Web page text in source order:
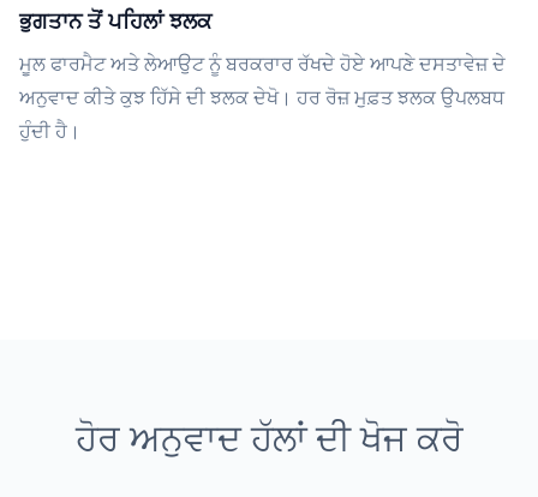
ਭੁਗਤਾਨ ਤੋਂ ਪਹਿਲਾਂ ਝਲਕ
ਮੂਲ ਫਾਰਮੈਟ ਅਤੇ ਲੇਆਉਟ ਨੂੰ ਬਰਕਰਾਰ ਰੱਖਦੇ ਹੋਏ ਆਪਣੇ ਦਸਤਾਵੇਜ਼ ਦੇ
ਅਨੁਵਾਦ ਕੀਤੇ ਕੁਝ ਹਿੱਸੇ ਦੀ ਝਲਕ ਦੇਖੋ। ਹਰ ਰੋਜ਼ ਮੁਫ਼ਤ ਝਲਕ ਉਪਲਬਧ
ਹੁੰਦੀ ਹੈ।
ਹੋਰ ਅਨੁਵਾਦ ਹੱਲਾਂ ਦੀ ਖੋਜ ਕਰੋ